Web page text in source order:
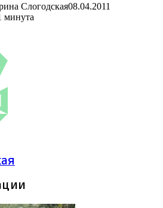
Слогодская08.04.2011
минута